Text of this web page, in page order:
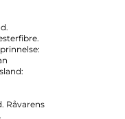
Råvarens